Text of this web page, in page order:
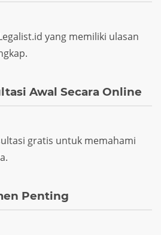
yang memiliki ulasan
Awal Secara Online
gratis untuk memahami
Penting